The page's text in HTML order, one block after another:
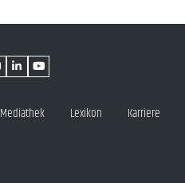
Mediathek Lexikon Karriere